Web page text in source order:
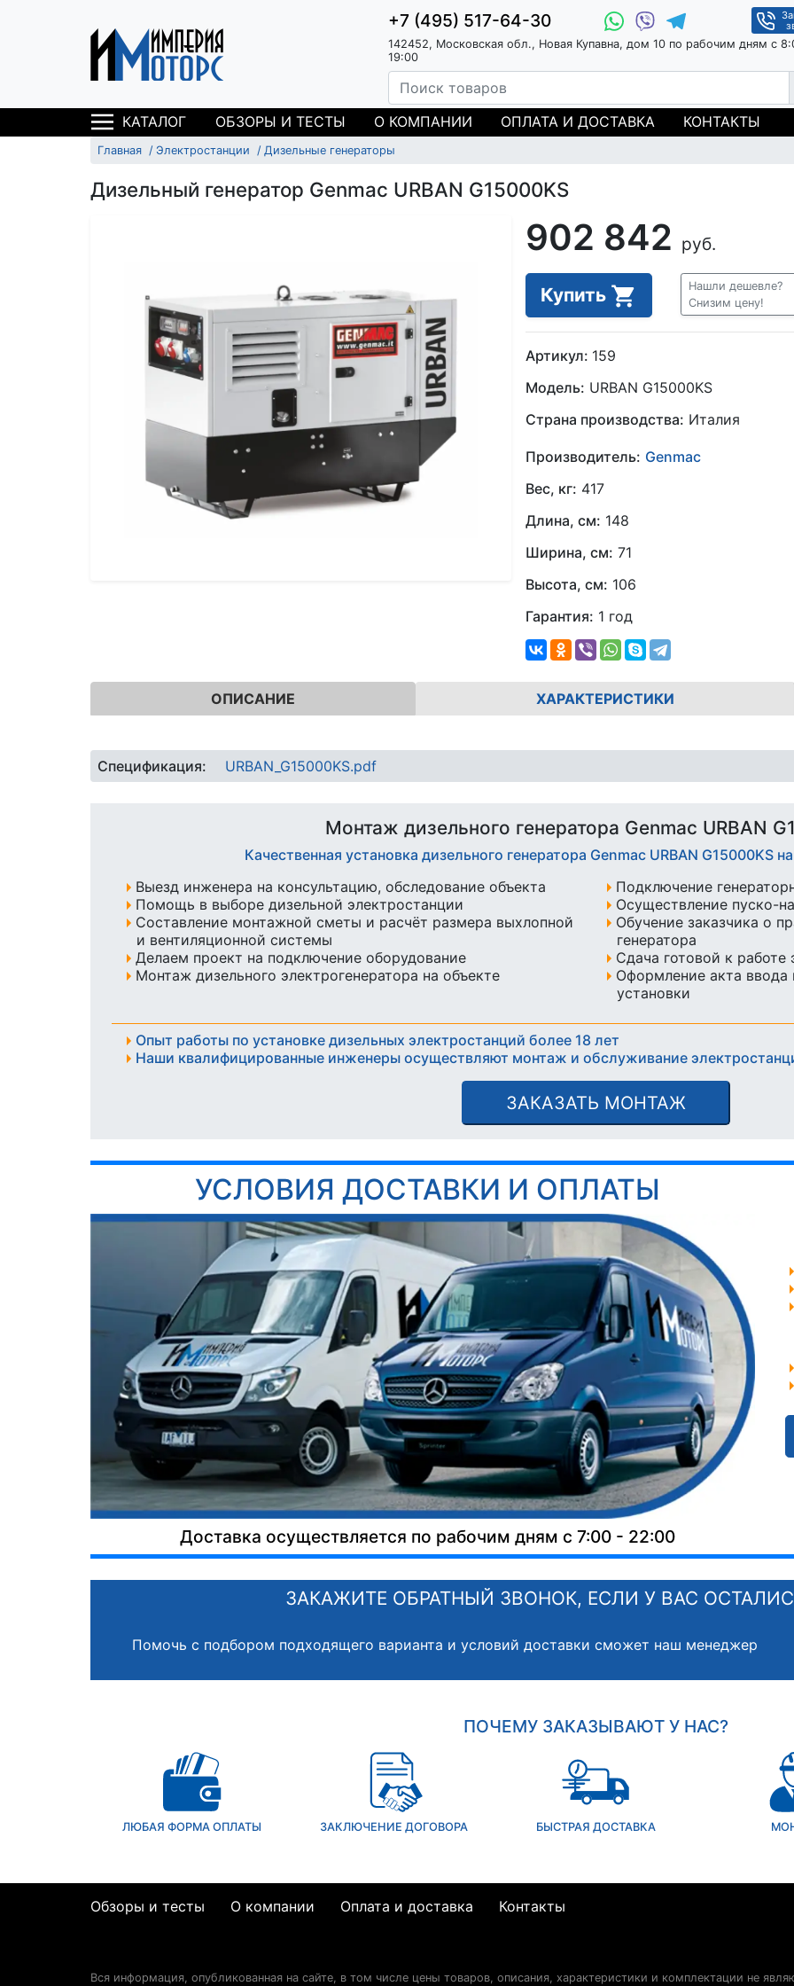
+7 (495) 517-64-30
142452, Московская обл., Новая Купавна, дом 10 по рабочим дням с
19:00
КАТАЛОГ ОБЗОРЫ И ТЕСТЫ О КОМПАНИИ ОПЛАТА И ДОСТАВКА КОНТАКТЫ
Главная Электростанции Дизельные генераторы
Дизельный генератор Genmac URBAN G15000KS
902 842 руб.
Купить
Нашли дешевле?
Снизим цену!
Артикул: 159
Модель: URBAN G15000KS
Страна производства: Италия
Производитель: Genmac
Вес, кг: 417
Длина, см: 148
Ширина, см: 71
Высота, см: 106
Гарантия: 1 год
ОПИСАНИЕ ХАРАКТЕРИСТИКИ
Спецификация: URBAN_G15000KS.pdf
Монтаж дизельного генератора Genmac URBAN
Качественная установка дизельного генератора Genmac URBAN G15000KS
Выезд инженера на консультацию, обследование объекта
Помощь в выборе дизельной электростанции
Составление монтажной сметы и расчёт размера выхлопной
и вентиляционной системы
Делаем проект на подключение оборудование
Монтаж дизельного электрогенератора на объекте
Подключение
Осуществление пуско-
Обучение заказчика о
генератора
Сдача готовой к работе
Оформление акта ввода
установки
Опыт работы по установке дизельных электростанций более 18 лет
Наши квалифицированные инженеры осуществляют монтаж и обслуживание
ЗАКАЗАТЬ МОНТАЖ
УСЛОВИЯ ДОСТАВКИ И ОПЛАТЫ
Доставка осуществляется по рабочим дням с 7:00 - 22:00
ЗАКАЖИТЕ ОБРАТНЫЙ ЗВОНОК, ЕСЛИ У ВАС
Помочь с подбором подходящего варианта и условий доставки сможет наш менеджер
ПОЧЕМУ ЗАКАЗЫВАЮТ У НАС?
ЛЮБАЯ ФОРМА ОПЛАТЫ ЗАКЛЮЧЕНИЕ ДОГОВОРА БЫСТРАЯ ДОСТАВКА
Обзоры и тесты О компании Оплата и доставка Контакты
Вся информация, опубликованная на сайте, в том числе цены товаров, описания, характеристики и комплектации не